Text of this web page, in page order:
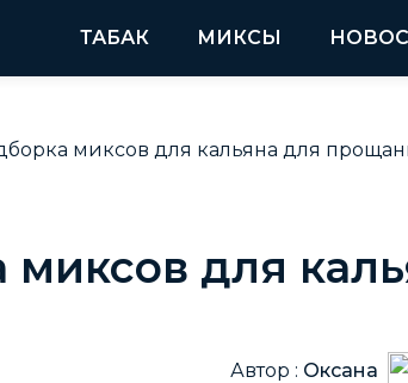
ТАБАК МИКСЫ
миксов для кальяна для
миксов для
Автор : Оксана